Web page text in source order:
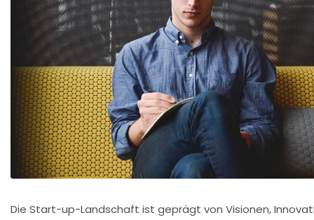
Die Start-up-Landschaft ist geprägt von Visionen,